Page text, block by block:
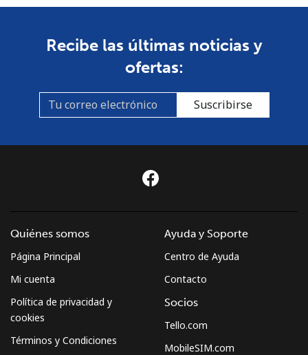
Recibe las últimas noticias y
ofertas:
Suscribirse
Quiénes somos
Página Principal
Mi cuenta
Política de privacidad y
cookies
Términos y Condiciones
Ayuda y Soporte
Centro de Ayuda
Contacto
Socios
Tello.com
MobileSIM.com